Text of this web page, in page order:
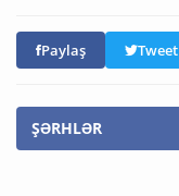
Paylaş Tweet
ŞƏRHLƏR